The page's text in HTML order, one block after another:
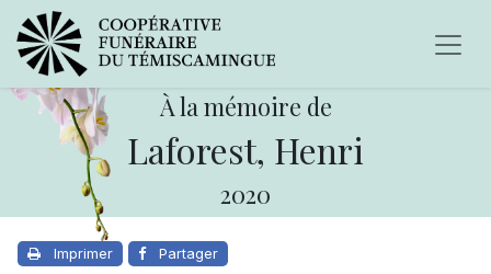
À la mémoire de
Laforest, Henri
2020
Imprimer Partager